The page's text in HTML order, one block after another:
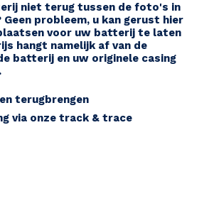
niet terug tussen de foto's in
Geen probleem, u kan gerust hier
voor uw batterij te laten
hangt namelijk af van de
batterij en uw originele casing
terugbrengen
via onze track & trace